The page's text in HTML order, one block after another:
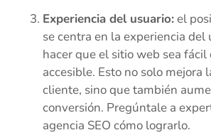
Experiencia del usuario:el
se centra en la experiencia del
hacer que el sitio web sea fácil
accesible. Esto no solo mejora
cliente, sino que también
conversión. Pregúntale a
agencia SEO cómo lograrlo.